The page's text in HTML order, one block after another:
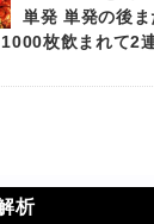
単発 単発の後
枚飲まれて2
析